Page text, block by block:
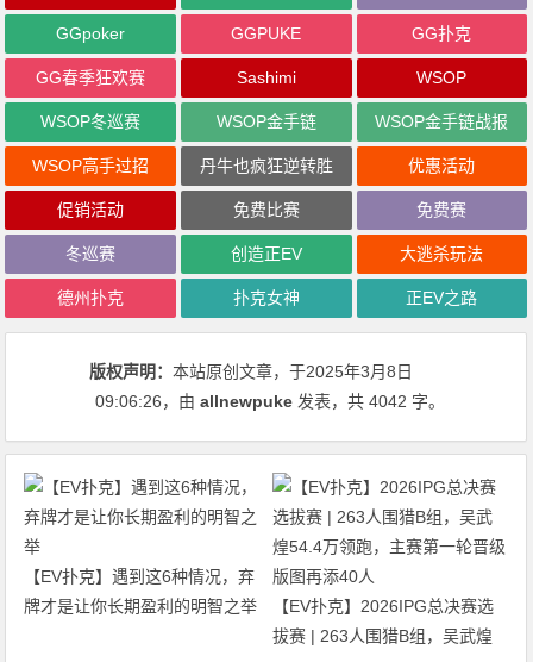
GGpoker GGPUKE GG扑克
GG春季狂欢赛 Sashimi WSOP
WSOP冬巡赛 WSOP金手链 WSOP金手链战报
WSOP高手过招 丹牛也疯狂逆转胜 优惠活动
促销活动 免费比赛 免费赛
冬巡赛 创造正EV 大逃杀玩法
德州扑克 扑克女神 正EV之路
版权声明：本站原创文章，于2025年3月8日
09:06:26，由allnewpuke 发表，共 4042 字。
【EV扑克】遇到这6种情况，弃
牌才是让你长期盈利的明智之举
【EV扑克】2026IPG总决赛选
拔赛 | 263人围猎B组，吴武煌